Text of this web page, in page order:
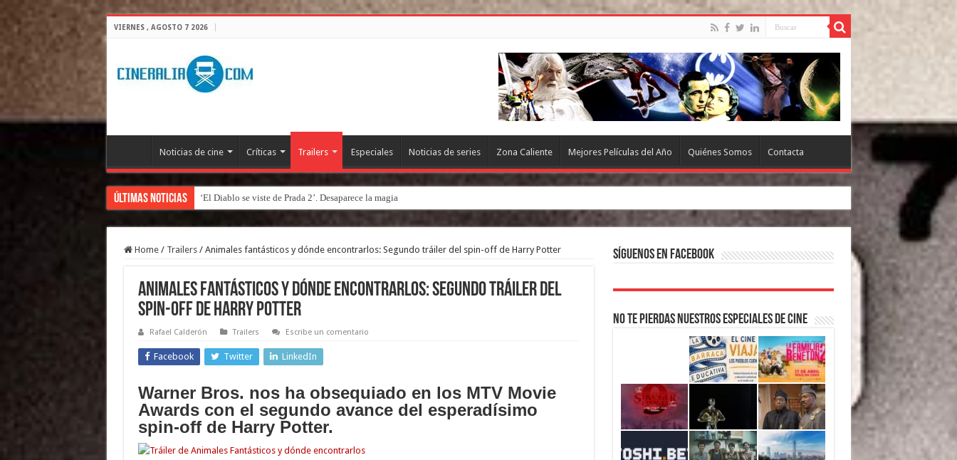
VIERNES , AGOSTO 7 2026
Noticias de cine Críticas Trailers Especiales Noticias de series Zona Caliente Mejores Películas del Año Quiénes Somos Contacta
Últimas Noticias ‘El Diablo se viste de Prada 2’. Desaparece la magia
Home / Trailers / Animales fantásticos y dónde encontrarlos: Segundo tráiler del spin-off de Harry Potter
Animales fantásticos y dónde encontrarlos: Segundo tráiler del
spin-off de Harry Potter
Rafael Calderón Trailers Escribe un comentario
Facebook Twitter LinkedIn
Warner Bros. nos ha obsequiado en los MTV Movie
Awards con el segundo avance del esperadísimo
spin-off de Harry Potter.
Síguenos en Facebook
No te pierdas nuestros Especiales de Cine